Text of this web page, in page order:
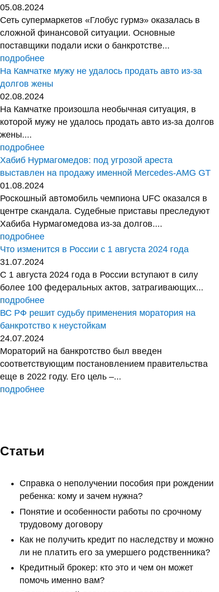
05.08.2024
Сеть супермаркетов «Глобус гурмэ» оказалась в
сложной финансовой ситуации. Основные
поставщики подали иски о банкротстве...
подробнее
На Камчатке мужу не удалось продать авто из-за
долгов жены
02.08.2024
На Камчатке произошла необычная ситуация, в
которой мужу не удалось продать авто из-за долгов
жены....
подробнее
Хабиб Нурмагомедов: под угрозой ареста
выставлен на продажу именной Mercedes-AMG GT
01.08.2024
Роскошный автомобиль чемпиона UFC оказался в
центре скандала. Судебные приставы преследуют
Хабиба Нурмагомедова из-за долгов....
подробнее
Что изменится в России с 1 августа 2024 года
31.07.2024
С 1 августа 2024 года в России вступают в силу
более 100 федеральных актов, затрагивающих...
подробнее
ВС РФ решит судьбу применения моратория на
банкротство к неустойкам
24.07.2024
Мораторий на банкротство был введен
соответствующим постановлением правительства
еще в 2022 году. Его цель –...
подробнее
Статьи
Справка о неполучении пособия при рождении
ребенка: кому и зачем нужна?
Понятие и особенности работы по срочному
трудовому договору
Как не получить кредит по наследству и можно
ли не платить его за умершего родственника?
Кредитный брокер: кто это и чем он может
помочь именно вам?